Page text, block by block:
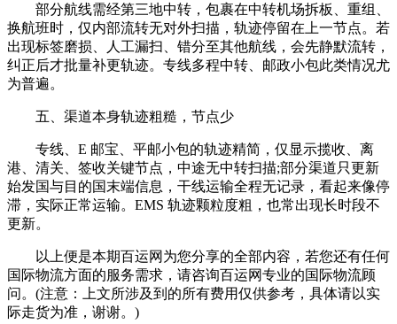
部分航线需经第三地中转，包裹在中转机场拆板、重组、
换航班时，仅内部流转无对外扫描，轨迹停留在上一节点。若
出现标签磨损、人工漏扫、错分至其他航线，会先静默流转，
纠正后才批量补更轨迹。专线多程中转、邮政小包此类情况尤
为普遍。
五、渠道本身轨迹粗糙，节点少
专线、E 邮宝、平邮小包的轨迹精简，仅显示揽收、离
港、清关、签收关键节点，中途无中转扫描;部分渠道只更新
始发国与目的国末端信息，干线运输全程无记录，看起来像停
滞，实际正常运输。EMS 轨迹颗粒度粗，也常出现长时段不
更新。
以上便是本期百运网为您分享的全部内容，若您还有任何
国际物流方面的服务需求，请咨询百运网专业的国际物流顾
问。(注意：上文所涉及到的所有费用仅供参考，具体请以实
际走货为准，谢谢。)